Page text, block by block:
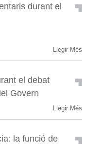
durant el
Llegir Més
el debat
Govern
Llegir Més
la funció de